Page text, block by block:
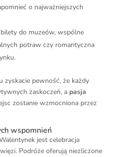
o najważniejszych
do muzeów, wspólne
potraw czy romantyczna
zyskacie pewność, że każdy
zaskoczeń, a pasja
zostanie wzmocniona przez
wspomnień
jest celebracja
Podróże oferują niezliczone